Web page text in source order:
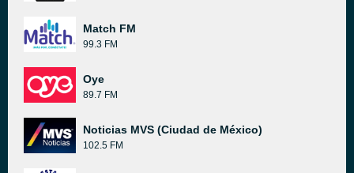
Match FM
99.3 FM
Oye
89.7 FM
Noticias MVS (Ciudad de México)
102.5 FM